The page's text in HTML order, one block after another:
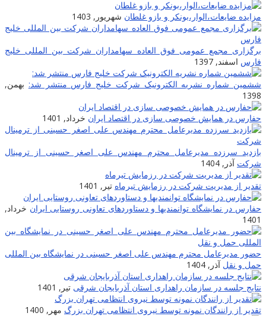
ضایعات‌،الوار،بونکر و بازو غلطان شهریور, 1403
مجمع عمومی فوق العاده سهامداران شرکت بین المللی خلیج
اسفند, 1397
شماره نشریه الکترونیک شرکت خلیج فارس منتشر شد: بهمن,
در همایش خصوصی سازی در اقتصاد ایران خرداد, 1401
سرزده مدیرعامل محترم مهندس علی اصغر حسینی از ترمینال
آذر, 1404
از مدیریت شرکت در رزمایش تیرماه تیر, 1401
در نمایشگاه توانمندیها و دستاوردهای تعاونی روستایی ایران خرداد,
مدیرعامل محترم مهندس علی اصغر حسینی در نمایشگاه بین المللی
و نقل آذر, 1404
جلسه در سازمان راهداری استان آذربایجان شرقی تیر, 1401
از رانندگان نمونه توسط نیروی انتظامی تهران بزرگ مهر, 1400